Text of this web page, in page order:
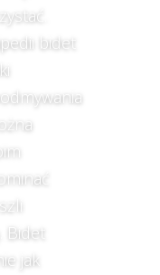
bidet
Bidet
jak